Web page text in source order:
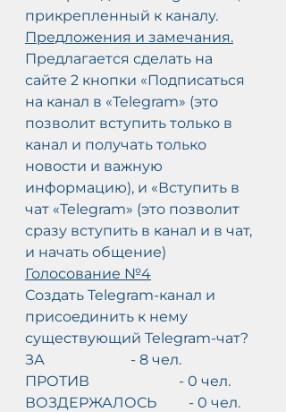
прикрепленный к каналу.
Предложения и замечания.
Предлагается сделать на
сайте 2 кнопки «Подписаться
на канал в «Telegram» (это
позволит вступить только в
канал и получать только
новости и важную
информацию), и «Вступить в
чат «Telegram» (это позволит
сразу вступить в канал и в чат,
и начать общение)
Голосование №4
Создать Telegram-канал и
присоединить к нему
существующий Telegram-чат?
ЗА                        - 8 чел.
ПРОТИВ                         - 0 чел.
ВОЗДЕРЖАЛОСЬ         - 0 чел.